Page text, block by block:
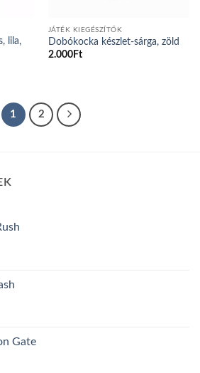
lila,
JÁTÉK KIEGÉSZÍTŐK
Dobókocka készlet-sárga, zöld
2.000Ft
1 2
Gate